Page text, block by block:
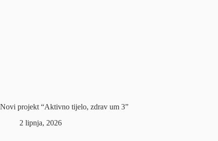
Novi projekt “Aktivno tijelo, zdrav um 3”
2 lipnja, 2026